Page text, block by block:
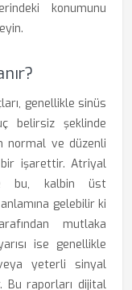
konumunu
genellikle sinüs
belirsiz şeklinde
normal ve düzenli
bir işarettir. Atriyal
bu, kalbin üst
anlamına gelebilir ki
mutlaka
ise genellikle
yeterli sinyal
Bu raporları dijital